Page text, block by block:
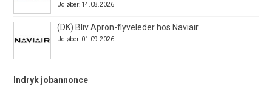
Udløber: 14.08.2026
(DK) Bliv Apron-flyveleder hos Naviair
Udløber: 01.09.2026
Indryk jobannonce